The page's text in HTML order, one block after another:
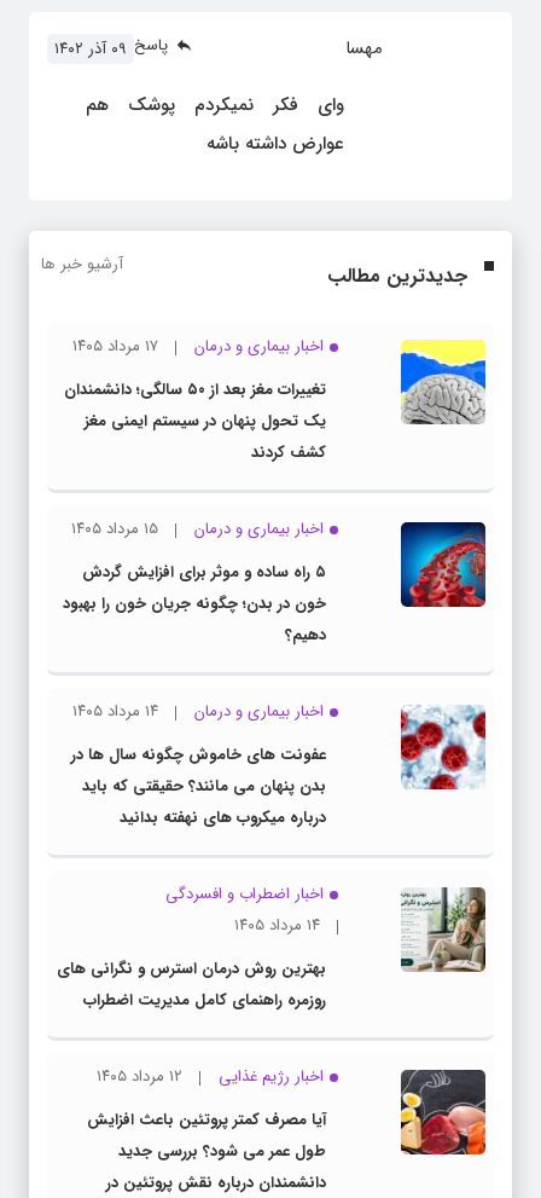
مهسا ۰۹ آذر ۱۴۰۲ پاسخ
وای فکر نمیکردم پوشک هم
عوارض داشته باشه
جدیدترین مطالب آرشیو خبر ها
اخبار بیماری و درمان
۱۷ مرداد ۱۴۰۵
تغییرات مغز بعد از ۵۰ سالگی؛ دانشمندان
یک تحول پنهان در سیستم ایمنی مغز
کشف کردند
اخبار بیماری و درمان
۱۵ مرداد ۱۴۰۵
۵ راه ساده و موثر برای افزایش گردش
خون در بدن؛ چگونه جریان خون را بهبود
دهیم؟
اخبار بیماری و درمان
۱۴ مرداد ۱۴۰۵
عفونت های خاموش چگونه سال ها در
بدن پنهان می مانند؟ حقیقتی که باید
درباره میکروب های نهفته بدانید
اخبار اضطراب و افسردگی
۱۴ مرداد ۱۴۰۵
بهترین روش درمان استرس و نگرانی های
روزمره راهنمای کامل مدیریت اضطراب
اخبار رژیم غذایی
۱۲ مرداد ۱۴۰۵
آیا مصرف کمتر پروتئین باعث افزایش
طول عمر می شود؟ بررسی جدید
دانشمندان درباره نقش پروتئین در